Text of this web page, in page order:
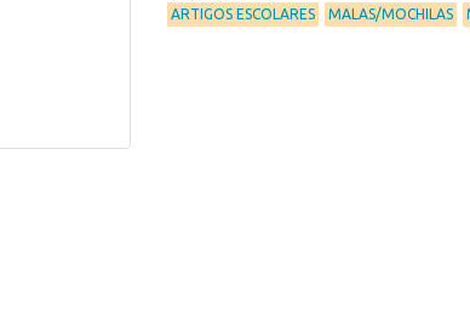
ARTIGOS ESCOLARES MALAS/MOCHILAS